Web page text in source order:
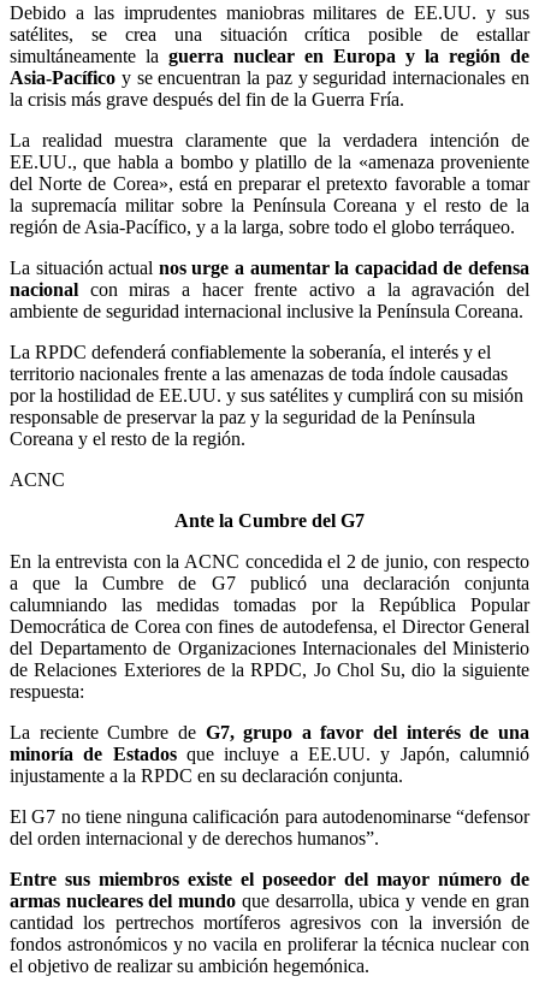
Debido a las imprudentes maniobras militares de EE.UU. y sus
satélites, se crea una situación crítica posible de estallar
simultáneamente la guerra nuclear en Europa y la región de
Asia-Pacífico y se encuentran la paz y seguridad internacionales en
la crisis más grave después del fin de la Guerra Fría.
La realidad muestra claramente que la verdadera intención de
EE.UU., que habla a bombo y platillo de la «amenaza proveniente
del Norte de Corea», está en preparar el pretexto favorable a tomar
la supremacía militar sobre la Península Coreana y el resto de la
región de Asia-Pacífico, y a la larga, sobre todo el globo terráqueo.
La situación actual nos urge a aumentar la capacidad de defensa
nacional con miras a hacer frente activo a la agravación del
ambiente de seguridad internacional inclusive la Península Coreana.
La RPDC defenderá confiablemente la soberanía, el interés y el
territorio nacionales frente a las amenazas de toda índole causadas
por la hostilidad de EE.UU. y sus satélites y cumplirá con su misión
responsable de preservar la paz y la seguridad de la Península
Coreana y el resto de la región.
ACNC
Ante la Cumbre del G7
En la entrevista con la ACNC concedida el 2 de junio, con respecto
a que la Cumbre de G7 publicó una declaración conjunta
calumniando las medidas tomadas por la República Popular
Democrática de Corea con fines de autodefensa, el Director General
del Departamento de Organizaciones Internacionales del Ministerio
de Relaciones Exteriores de la RPDC, Jo Chol Su, dio la siguiente
respuesta:
La reciente Cumbre de G7, grupo a favor del interés de una
minoría de Estadosque incluye a EE.UU. y Japón, calumnió
injustamente a la RPDC en su declaración conjunta.
El G7 no tiene ninguna calificación para autodenominarse “defensor
del orden internacional y de derechos humanos”.
Entre sus miembros existe el poseedor del mayor número de
armas nucleares del mundo que desarrolla, ubica y vende en gran
cantidad los pertrechos mortíferos agresivos con la inversión de
fondos astronómicos y no vacila en proliferar la técnica nuclear con
el objetivo de realizar su ambición hegemónica.